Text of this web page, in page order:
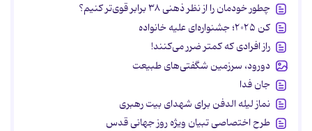
چطور خودمان را از نظر ذهنی ۳۸ برابر قوی‌تر کنیم؟
کن ۲۰۲۵؛ جشنواره‌ای علیه خانواده
راز افرادی که کمتر ضرر می‌کنند!
دورود، سرزمین شگفتی‌های طبیعت
جان فدا
نماز لیله الدفن برای شهدای بیت رهبری
طرح اختصاصی تبیان ویژه روز جهانی قدس